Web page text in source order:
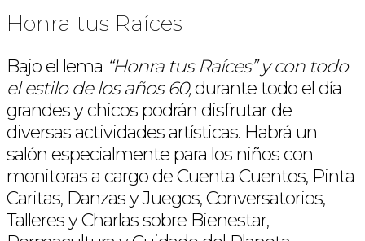
Honra tus Raíces
Bajo el lema “Honra tus Raíces” y con todo
el estilo de los años 60,durante todo el día
grandes y chicos podrán disfrutar de
diversas actividades artísticas. Habrá un
salón especialmente para los niños con
monitoras a cargo de Cuenta Cuentos, Pinta
Caritas, Danzas y Juegos, Conversatorios,
Talleres y Charlas sobre Bienestar,